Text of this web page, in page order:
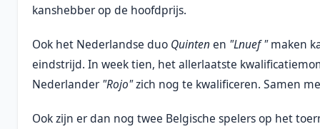
kanshebber op de hoofdprijs.
Ook het Nederlandse duo Quintenen "Lnuef "maken
eindstrijd. In week tien, het allerlaatste
Nederlander "Rojo"zich nog te kwalificeren. Samen
Ook zijn er dan nog twee Belgische spelers op het